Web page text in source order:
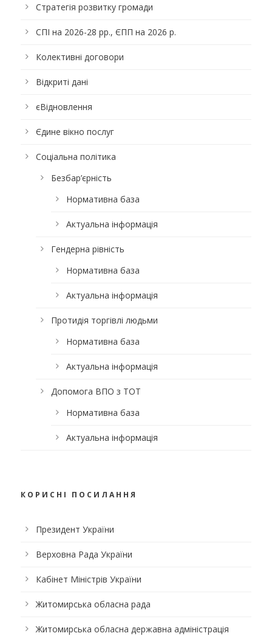
Стратегія розвитку громади
СПІ на 2026-28 рр., ЄПП на 2026 р.
Колективні договори
Відкриті дані
єВідновлення
Єдине вікно послуг
Соціальна політика
Безбар’єрність
Нормативна база
Актуальна інформація
Гендерна рівність
Нормативна база
Актуальна інформація
Протидія торгівлі людьми
Нормативна база
Актуальна інформація
Допомога ВПО з ТОТ
Нормативна база
Актуальна інформація
КОРИСНІ ПОСИЛАННЯ
Президент України
Верховна Рада України
Кабінет Міністрів України
Житомирська обласна рада
Житомирська обласна державна адміністрація